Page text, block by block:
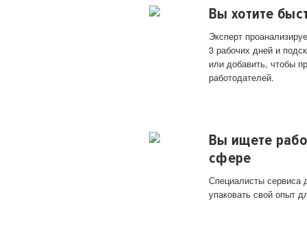
Вы хотите
Эксперт
3 рабочих дней и
или добавить, чтобы
работодателей.
Вы ищете
сфере
Специалисты сервиса
упаковать свой опыт